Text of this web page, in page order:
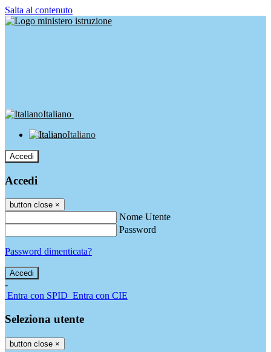
Salta al contenuto
Italiano
Italiano
Accedi
Accedi
button close ×
Nome Utente
Password
Password dimenticata?
-
Entra con SPID Entra con CIE
Seleziona utente
button close ×